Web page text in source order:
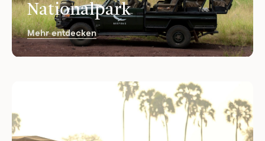
Nationalpark
Mehr entdecken